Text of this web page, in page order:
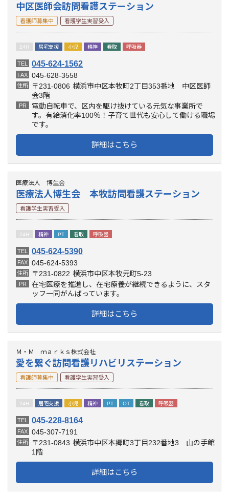
中区医師会訪問看護ステーション
看護師募集中 看護学生実習受入
24H 居宅支援 小児 精神 看取 呼吸器
TEL 045-624-1562
FAX 045-628-3558
住所 〒231-0806 横浜市中区本牧町2丁目353番地 中区医師
会3階
PR
電動自転車で、区内を駆け抜けている元気な事業所で
す。有給消化率100％！子育て世代も安心して働ける職場
です。
詳細はこちら
医療法人 博生会
医療法人博生会 本牧訪問看護ステーション
看護学生実習受入
24H 精神 PT 看取 呼吸器
TEL 045-624-5390
FAX 045-624-5393
住所 〒231-0822 横浜市中区本牧元町5-23
PR
在宅医療を推進し、在宅療養が継続できるように、スタ
ッフ一同がんばっています。
詳細はこちら
Ｍ・Ｍ ｍａｒｋｓ株式会社
愛を繋ぐ訪問看護リハビリステーション
看護師募集中 看護学生実習受入
24H 居宅支援 小児 精神 PT OT 看取 呼吸器
TEL 045-228-8164
FAX 045-307-7191
住所 〒231-0843 横浜市中区本郷町3丁目232番地3 山の手館
1階
詳細はこちら